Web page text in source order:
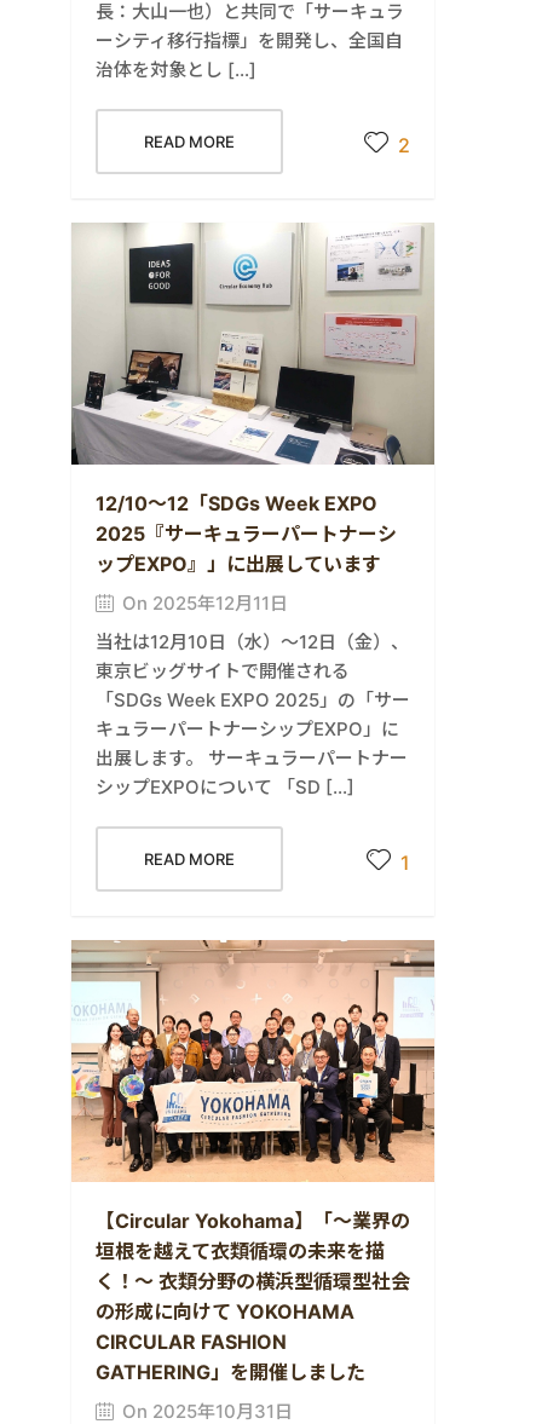
長：大山一也）と共同で「サーキュラ
ーシティ移行指標」を開発し、全国自
治体を対象とし […]
READ MORE 2
12/10～12「SDGs Week EXPO
2025『サーキュラーパートナーシ
ップEXPO』」に出展しています
On 2025年12月11日
当社は12月10日（水）～12日（金）、
東京ビッグサイトで開催される
「SDGs Week EXPO 2025」の「サー
キュラーパートナーシップEXPO」に
出展します。 サーキュラーパートナー
シップEXPOについて 「SD […]
READ MORE 1
【Circular Yokohama】「～業界の
垣根を越えて衣類循環の未来を描
く！～ 衣類分野の横浜型循環型社会
の形成に向けて YOKOHAMA
CIRCULAR FASHION
GATHERING」を開催しました
On 2025年10月31日